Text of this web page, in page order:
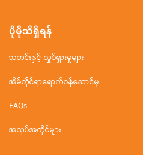
ပိုမိုသိရှိရန်
သတင်းနှင့် လှုပ်ရှားမှုများ
အိမ်တိုင်ရာရောက်ဝန်ဆောင်မှု
FAQs
အလုပ်အကိုင်များ